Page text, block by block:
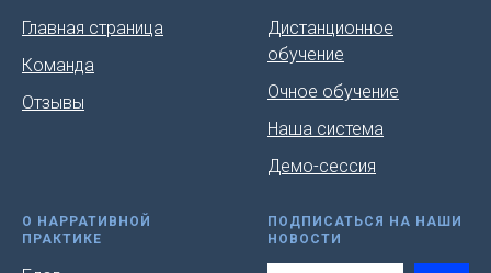
Главная страница
Команда
Отзывы
Дистанционное
обучение
Очное обучение
Наша система
Демо-сессия
О НАРРАТИВНОЙ
ПРАКТИКЕ
ПОДПИСАТЬСЯ НА НАШИ
НОВОСТИ